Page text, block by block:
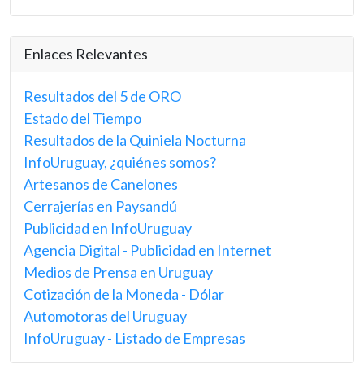
Enlaces Relevantes
Resultados del 5 de ORO
Estado del Tiempo
Resultados de la Quiniela Nocturna
InfoUruguay, ¿quiénes somos?
Artesanos de Canelones
Cerrajerías en Paysandú
Publicidad en InfoUruguay
Agencia Digital - Publicidad en Internet
Medios de Prensa en Uruguay
Cotización de la Moneda - Dólar
Automotoras del Uruguay
InfoUruguay - Listado de Empresas